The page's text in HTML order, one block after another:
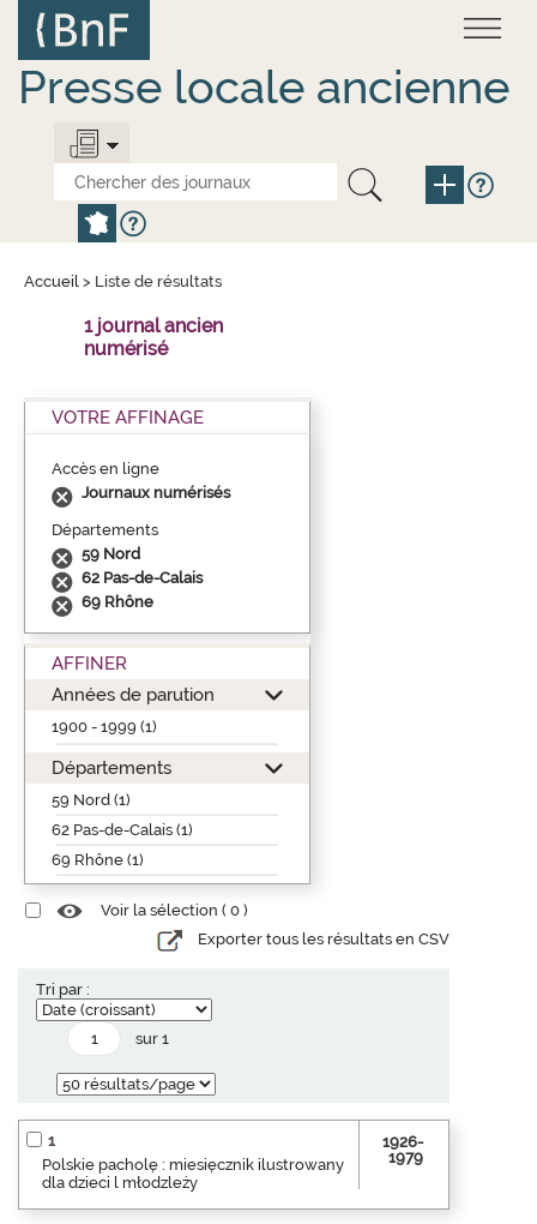
contenu
principal
Presse locale ancienne
Accueil > Liste de résultats
1 journal ancien
numérisé
VOTRE AFFINAGE
Accès en ligne
Journaux numérisés
Départements
59 Nord
62 Pas-de-Calais
69 Rhône
AFFINER
Années de parution
1900 - 1999 (1)
Départements
59 Nord (1)
62 Pas-de-Calais (1)
69 Rhône (1)
Voir la sélection ( 0 )
Exporter tous les résultats en CSV
Tri par :
sur 1
1
Polskie pacholę : miesięcznik ilustrowany
dla dzieci l młodzleży
1926-
1979
Panneau de gestion des cookies